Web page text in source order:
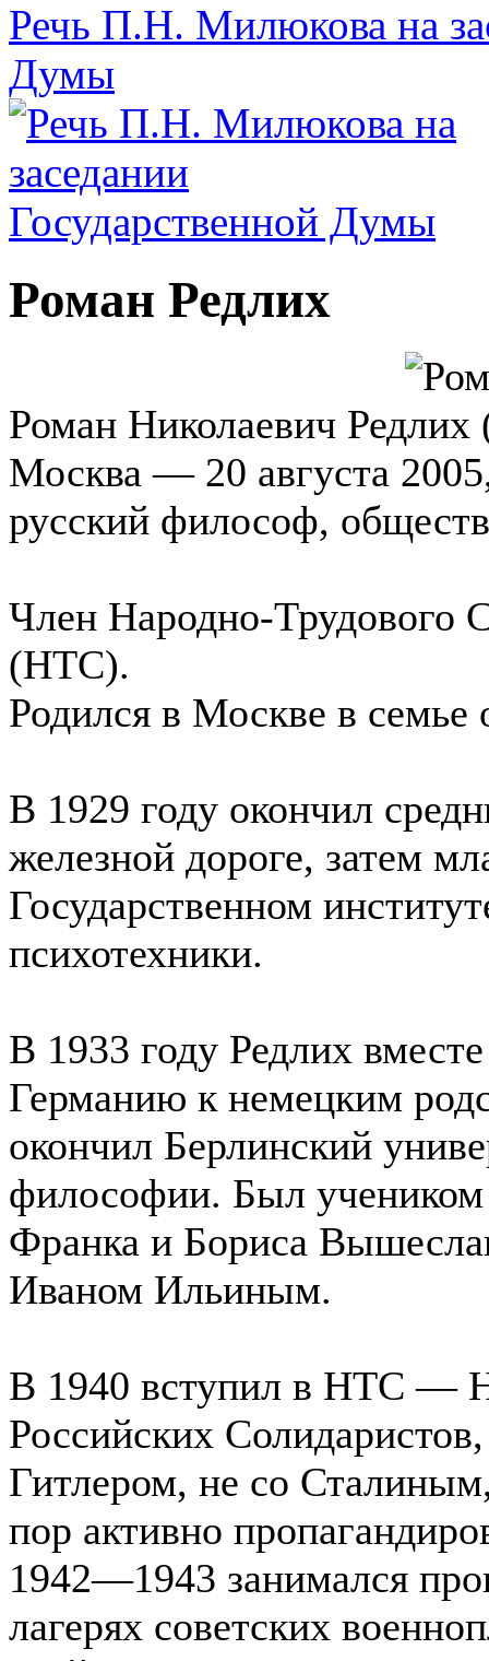
Речь П.Н. Милюкова на
Думы
Роман Редлих
Роман Николаевич Редлих
Москва — 20 августа
русский философ,
Член Народно-Трудового
(НТС).
Родился в Москве в семье
В 1929 году окончил
железной дороге, затем
Государственном
психотехники.
В 1933 году Редлих
Германию к немецким
окончил Берлинский
философии. Был
Франка и Бориса
Иваном Ильиным.
В 1940 вступил в НТС —
Российских
Гитлером, не со
пор активно
1942—1943 занимался
лагерях советских